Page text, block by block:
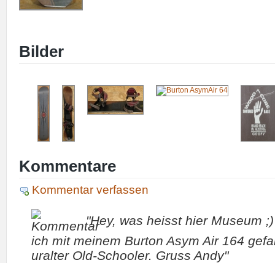
Bilder
Kommentare
Kommentar verfassen
"Hey, was heisst hier Museum
ich mit meinem Burton Asym Air 164
uralter Old-Schooler. Gruss Andy"